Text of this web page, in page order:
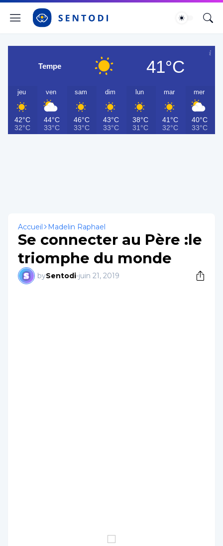
Tempe 41°C
jeu
42°C
32°C
ven
44°C
33°C
sam
46°C
33°C
dim
43°C
33°C
lun
38°C
31°C
mar
41°C
32°C
mer
40°C
33°C
Accueil Madelin Raphael
Se connecter au Père :le
triomphe du monde
bySentodi-juin 21, 2019